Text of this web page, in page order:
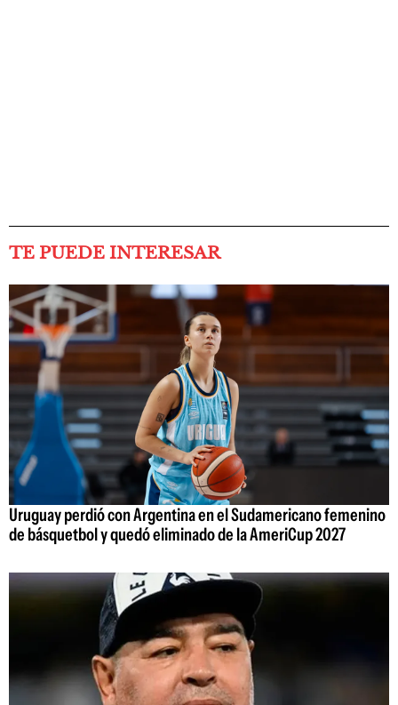
TE PUEDE INTERESAR
Uruguay perdió con Argentina en el Sudamericano femenino
de básquetbol y quedó eliminado de la AmeriCup 2027